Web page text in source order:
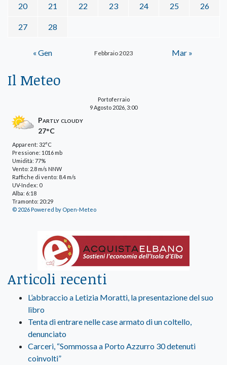
Febbraio 2023
20 21 22 23 24 25 26
27 28
« Gen Mar »
Il Meteo
Portoferraio
9 Agosto 2026, 3:00
Partly cloudy
27°C
Apparent: 32°C
Pressione: 1016 mb
Umidità: 77%
Vento: 2.8 m/s NNW
Raffiche di vento: 8.4 m/s
UV-Index: 0
Alba: 6:18
Tramonto: 20:29
© 2026 Powered by Open-Meteo
Articoli recenti
L’abbraccio a Letizia Moratti, la presentazione del suo
libro
Tenta di entrare nelle case armato di un coltello,
denunciato
Carceri, “Sommossa a Porto Azzurro 30 detenuti
coinvolti”